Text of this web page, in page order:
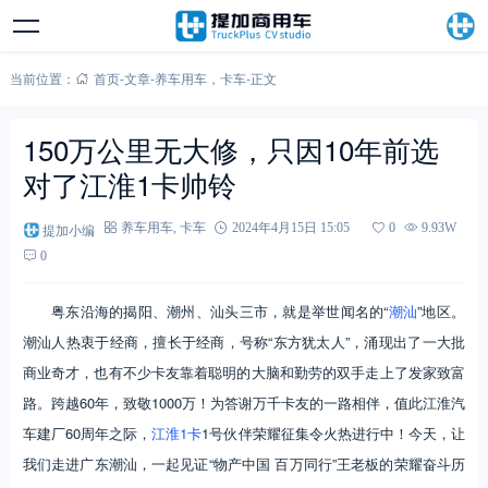
当前位置： 首页-文章-养车用车， 卡车-正文
150万公里无大修，只因10年前选
对了江淮1卡帅铃
提加小编 养车用车, 卡车 2024年4月15日 15:05 0
9.93W
0
粤东沿海的揭阳、潮州、汕头三市，就是举世闻名的“潮汕”地区。
潮汕人热衷于经商，擅长于经商，号称“东方犹太人”，涌现出了一大批
商业奇才，也有不少卡友靠着聪明的大脑和勤劳的双手走上了发家致富
路。跨越60年，致敬1000万！为答谢万千卡友的一路相伴，值此江淮汽
车建厂60周年之际，江淮1卡1号伙伴荣耀征集令火热进行中！今天，让
我们走进广东潮汕，一起见证“物产中国 百万同行”王老板的荣耀奋斗历